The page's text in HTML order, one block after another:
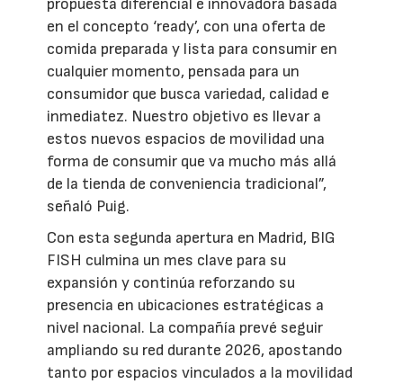
propuesta diferencial e innovadora basada
en el concepto ‘ready’, con una oferta de
comida preparada y lista para consumir en
cualquier momento, pensada para un
consumidor que busca variedad, calidad e
inmediatez. Nuestro objetivo es llevar a
estos nuevos espacios de movilidad una
forma de consumir que va mucho más allá
de la tienda de conveniencia tradicional”,
señaló Puig.
Con esta segunda apertura en Madrid, BIG
FISH culmina un mes clave para su
expansión y continúa reforzando su
presencia en ubicaciones estratégicas a
nivel nacional. La compañía prevé seguir
ampliando su red durante 2026, apostando
tanto por espacios vinculados a la movilidad